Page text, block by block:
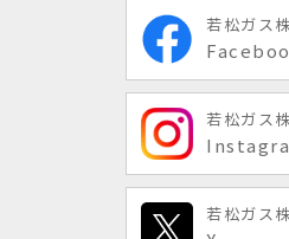
若松ガス
若松ガス
若松ガス